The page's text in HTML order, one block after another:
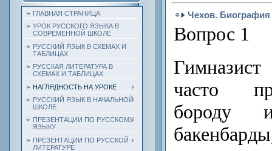
ГЛАВНАЯ СТРАНИЦА
УРОК РУССКОГО ЯЗЫКА В
СОВРЕМЕННОЙ ШКОЛЕ
РУССКИЙ ЯЗЫК В СХЕМАХ И
ТАБЛИЦАХ
РУССКАЯ ЛИТЕРАТУРА В
СХЕМАХ И ТАБЛИЦАХ
НАГЛЯДНОСТЬ НА УРОКЕ
РУССКИЙ ЯЗЫК В НАЧАЛЬНОЙ
ШКОЛЕ
ПРЕЗЕНТАЦИИ ПО РУССКОМУ
ЯЗЫКУ
ПРЕЗЕНТАЦИИ ПО РУССКОЙ
ЛИТЕРАТУРЕ
Чехов. Биография
Вопрос 1
часто
бороду